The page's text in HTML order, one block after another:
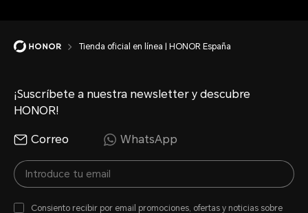
Tienda oficial en línea | HONOR España
¡Suscríbete a nuestra newsletter y descubre
HONOR!
Correo WhatsApp
Consiento recibir por email promociones, ofertas y noticias sobre